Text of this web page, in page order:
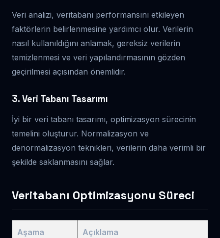
Veri analizi, veritabanı performansını etkileyen
faktörlerin belirlenmesine yardımcı olur. Verilerin
nasıl kullanıldığını anlamak, gereksiz verilerin
temizlenmesi ve veri yapılandırmasının gözden
geçirilmesi açısından önemlidir.
3. Veri Tabanı Tasarımı
İyi bir veri tabanı tasarımı, optimizasyon sürecinin
temelini oluşturur. Normalizasyon ve
denormalizasyon teknikleri, verilerin daha verimli bir
şekilde saklanmasını sağlar.
Veritabanı Optimizasyonu Süreci
Aşama Açıklama